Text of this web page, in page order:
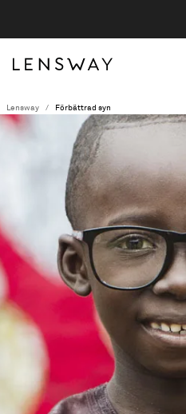
Lensway Förbättrad syn